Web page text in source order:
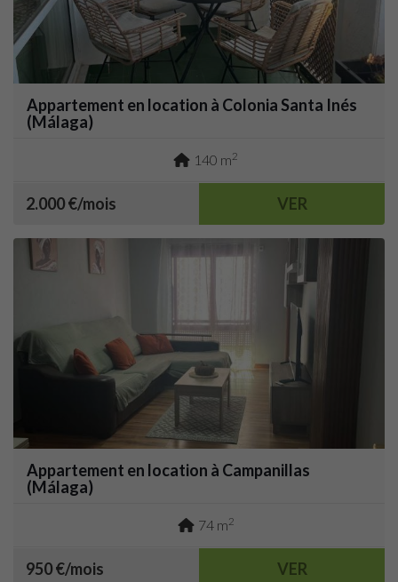
Appartement en location à Colonia Santa Inés
(Málaga)
140 m2
2.000 €/mois VER
Appartement en location à Campanillas
(Málaga)
74 m2
950 €/mois VER